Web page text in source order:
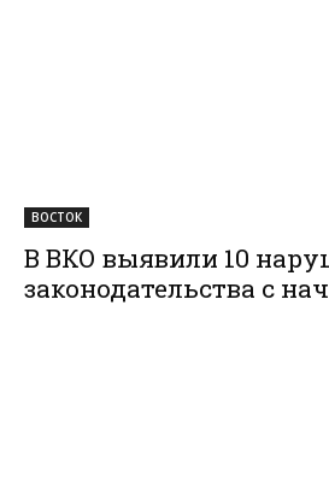
ВОСТОК
В ВКО выявили 10
законодательства с